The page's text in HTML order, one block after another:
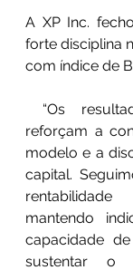
A XP Inc.
forte disciplina
com índice de
“Os
reforçam a
modelo e a
capital.
mantendo
capacidade
sustentar o